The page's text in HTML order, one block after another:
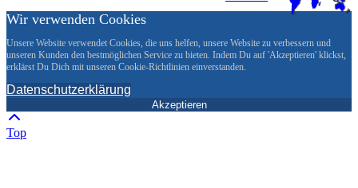
Wir verwenden Cookies
Unsere Website verwendet Cookies, die uns helfen, unsere Website zu verbessern und
unseren Kunden den bestmöglichen Service zu bieten. Indem Du auf 'Akzeptieren' klickst,
erklärst Du Dich mit unseren Cookie-Richtlinien einverstanden.
Datenschutzerklärung
Akzeptieren
Top